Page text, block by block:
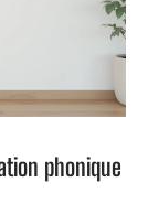
phonique